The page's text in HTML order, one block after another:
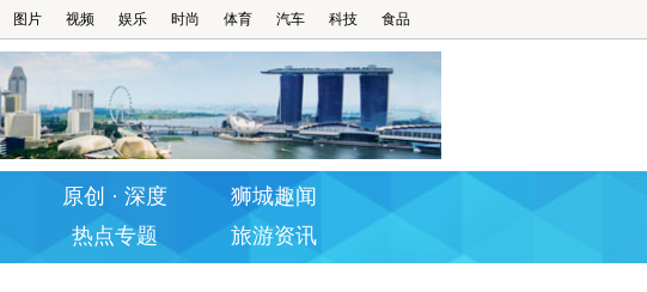
图片 视频 娱乐 时尚 体育 汽车 科技 食品
原创 · 深度
狮城趣闻
热点专题 旅游资讯